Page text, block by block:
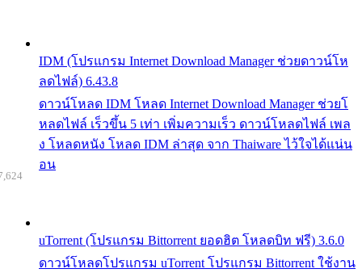
IDM (โปรแกรม Internet Download Manager ช่วยดาวน์โห
ลดไฟล์) 6.43.8
ดาวน์โหลด IDM โหลด Internet Download Manager ช่วยโ
หลดไฟล์ เร็วขึ้น 5 เท่า เพิ่มความเร็ว ดาวน์โหลดไฟล์ เพล
ง โหลดหนัง โหลด IDM ล่าสุด จาก Thaiware ไว้ใจได้แน่น
อน
uTorrent (โปรแกรม Bittorrent ยอดฮิต โหลดบิท ฟรี) 3.6.0
ดาวน์โหลดโปรแกรม uTorrent โปรแกรม Bittorrent ใช้งาน